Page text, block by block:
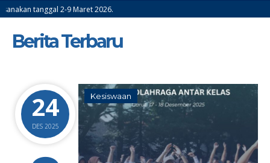
2-9 Maret 2026.
Berita Terbaru
24
DES 2025
Kesiswaan